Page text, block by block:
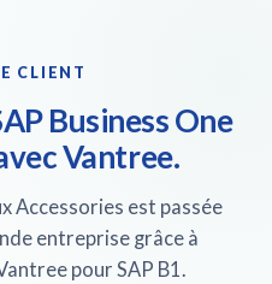
CLIENT
Business One
Vantree.
Accessories est passée
entreprise grâce à
pour SAP B1.